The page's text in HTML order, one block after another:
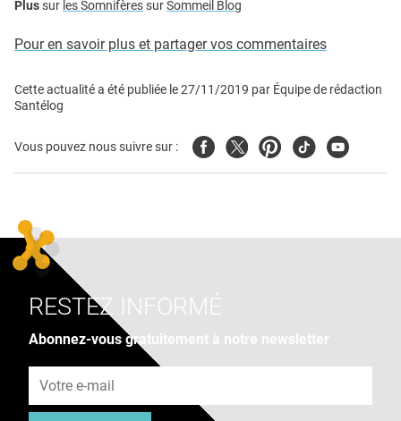
Plussur les SomnifèressurSommeil Blog
Pour en savoir plus et partager vos commentaires
Cette actualité a été publiée le27/11/2019 par Équipe de rédaction
Santélog
Vous pouvez nous suivre sur : FacebookTwitterPinterest
TiktokYoutube
RESTEZ INFORMÉ
Abonnez-vous gratuitement à notre newsletter